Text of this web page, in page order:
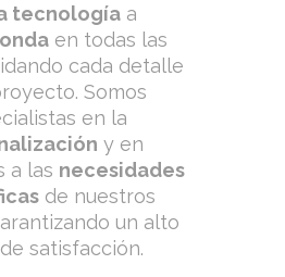
tecnología a
en todas las
cada detalle
Somos
en la
y en
a las necesidades
de nuestros
un alto
satisfacción.